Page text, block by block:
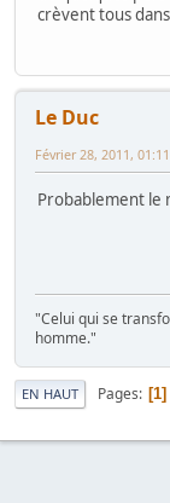
crèvent tous
Le Duc
Février 28, 2011,
Probablement le
"Celui qui se
homme."
EN HAUT Pages 1